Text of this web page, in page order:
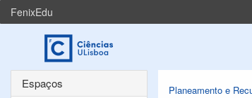
FenixEdu
Planeamento e
Espaços